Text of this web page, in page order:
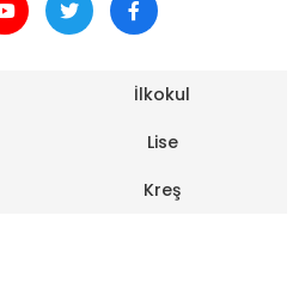
İlkokul
Lise
Kreş